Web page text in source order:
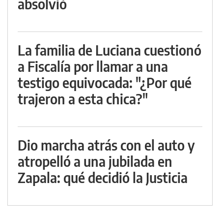
absolvió
La familia de Luciana cuestionó
a Fiscalía por llamar a una
testigo equivocada: "¿Por qué
trajeron a esta chica?"
Dio marcha atrás con el auto y
atropelló a una jubilada en
Zapala: qué decidió la Justicia